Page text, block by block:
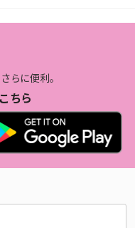
らに便利。
ちら